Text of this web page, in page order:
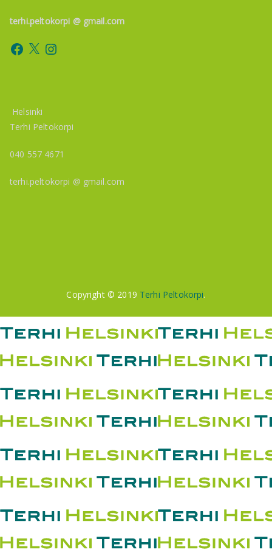
terhi.peltokorpi @ gmail.com
Facebook
X Instagram
Helsinki
Terhi Peltokorpi
040 557 4671
terhi.peltokorpi @ gmail.com
Copyright © 2019 Terhi Peltokorpi.